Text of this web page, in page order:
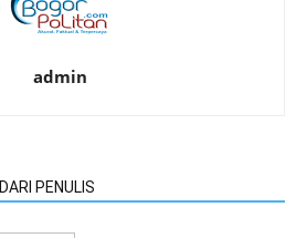
admin
DARI PENULIS